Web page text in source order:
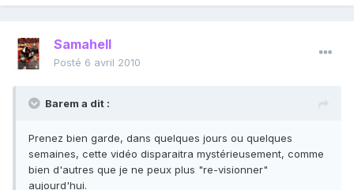
Samahell
Posté 6 avril 2010
Barem a dit :
Prenez bien garde, dans quelques jours ou quelques
semaines, cette vidéo disparaitra mystérieusement, comme
bien d'autres que je ne peux plus "re-visionner"
aujourd'hui.